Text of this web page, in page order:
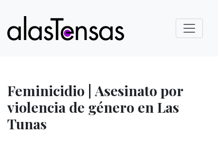
Feminicidio | Asesinato por
violencia de género en Las
Tunas